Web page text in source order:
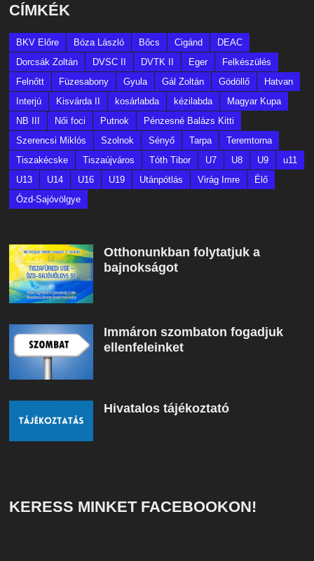
CÍMKÉK
BKV Előre Bóza László Bőcs Cigánd
DEAC
Dorcsák Zoltán
DVSC II DVTK II Eger
Felkészülés
Felnőtt
Füzesabony Gyula Gál Zoltán Gödöllő
Hatvan
Interjú
Kisvárda II kosárlabda kézilabda
Magyar Kupa
NB III
Női foci Putnok
Pénzesné Balázs Kitti
Szerencsi Miklós
Szolnok Sényő Tarpa
Teremtorna
Tiszakécske
Tiszaújváros Tóth Tibor U7 U8 U9
u11
U13
U14 U16 U19 Utánpótlás Virág Imre
Élő
Ózd-Sajóvölgye
Otthonunkban folytatjuk a
bajnokságot
Immáron szombaton fogadjuk
ellenfeleinket
Hivatalos tájékoztató
KERESS MINKET FACEBOOKON!